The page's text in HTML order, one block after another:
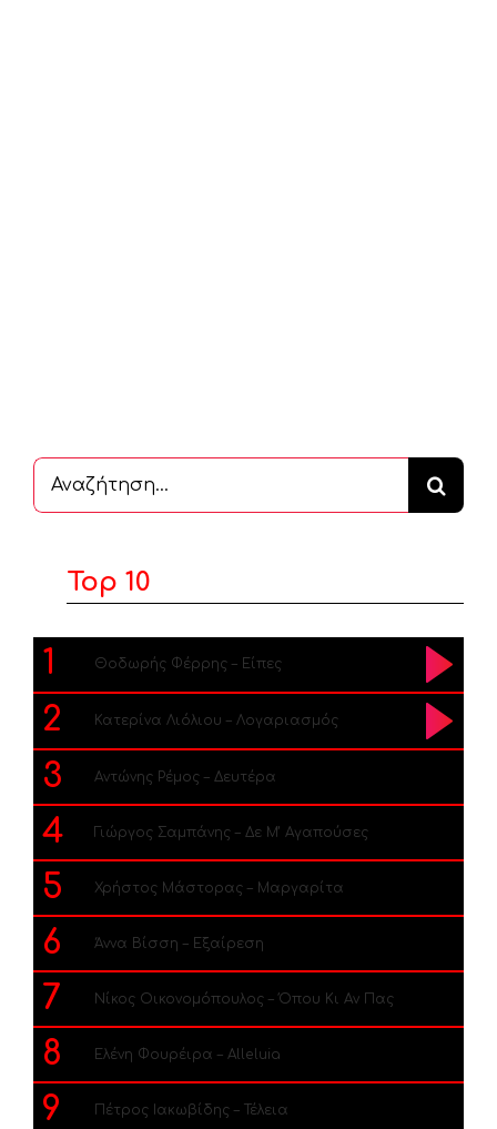
Αναζήτηση
...
Top 10
1 Θοδωρής Φέρρης – Είπες
2 Κατερίνα Λιόλιου – Λογαριασμός
3 Αντώνης Ρέμος – Δευτέρα
4 Γιώργος Σαμπάνης – Δε Μ’ Αγαπούσες
5 Χρήστος Μάστορας – Μαργαρίτα
6 Άννα Βίσση – Εξαίρεση
7 Νίκος Οικονομόπουλος – Όπου Κι Αν Πας
8 Ελένη Φουρέιρα – Alleluia
9 Πέτρος Ιακωβίδης – Τέλεια